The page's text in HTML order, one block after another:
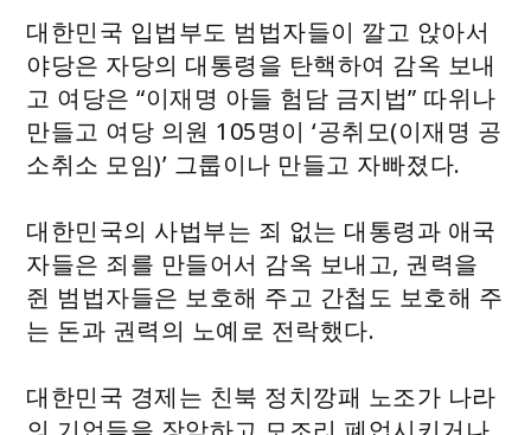
대한민국 입법부도 범법자들이 깔고 앉아서
야당은 자당의 대통령을 탄핵하여 감옥 보내
고 여당은 “이재명 아들 험담 금지법” 따위나
만들고 여당 의원 105명이 ‘공취모(이재명 공
소취소 모임)’ 그룹이나 만들고 자빠졌다.
대한민국의 사법부는 죄 없는 대통령과 애국
자들은 죄를 만들어서 감옥 보내고, 권력을
쥔 범법자들은 보호해 주고 간첩도 보호해 주
는 돈과 권력의 노예로 전락했다.
대한민국 경제는 친북 정치깡패 노조가 나라